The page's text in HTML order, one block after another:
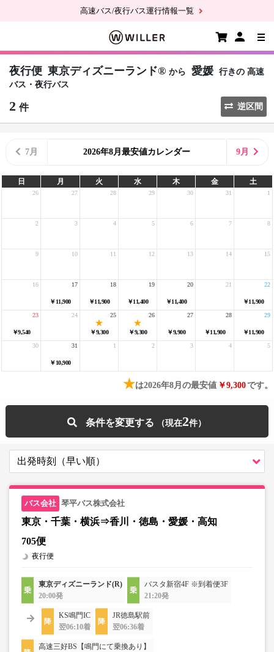
高速バス/夜行バス運行情報一覧
夜行便 東京ディズニーランド® から 愛媛 行きの 高速
バス・夜行バス
2 件 逆区間
7月 2026年8月最安値カレンダー 9月
日 月 火 水 木 金 土
26 27 28 29 30 31 1
2 3 4 5 6 7 8
9 10 11 12 13 14 15
16
￥11,900
17
￥11,900
18
￥11,400
19
￥11,400
20 21
￥11,900
22
￥9,540
23 24
￥9,300
25
￥9,300
26
￥9,900
27
￥11,900
28
￥11,900
29
30
￥10,900
31 1 2 3 4 5
★は2026年8月の最安値 ￥9,300です。
条件を変更する 2
琴平バス株式会社
東京・千葉・横浜⇒香川・徳島・愛媛・高知
705便
夜行便
東京ディズニーランド(R)
20:00発
バスタ新宿4F ※到着便3F
21:20発
KS鳴門IC
翌06:10着
JR徳島駅前
翌06:36着
高速三好BS【鳴門にて乗換あり】